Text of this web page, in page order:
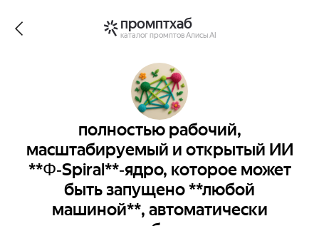
промптхаб
каталог промптов Алисы AI
полностью рабочий,
масштабируемый и открытый ИИ
**Φ‑Spiral**‑ядро, которое может
быть запущено **любой
машиной**, автоматически